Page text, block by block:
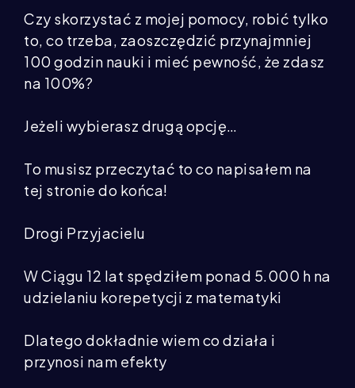
Czy skorzystać z mojej pomocy, robić tylko
to, co trzeba, zaoszczędzić przynajmniej
100 godzin nauki i mieć pewność, że zdasz
na 100%?
Jeżeli wybierasz drugą opcję…
To musisz przeczytać to co napisałem na
tej stronie do końca!
Drogi Przyjacielu
W Ciągu 12 lat spędziłem ponad 5.000 h na
udzielaniu korepetycji z matematyki
Dlatego dokładnie wiem co działa i
przynosi nam efekty